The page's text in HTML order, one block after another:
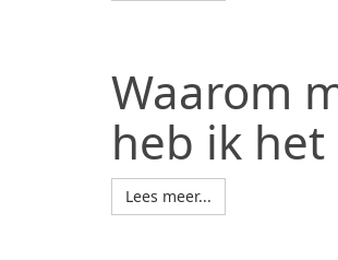
Waarom
heb ik
Lees meer...